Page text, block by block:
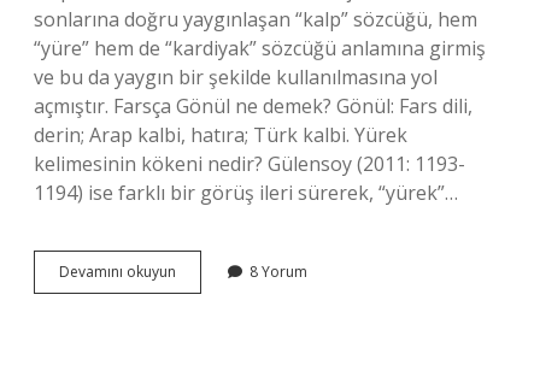
sonlarına doğru yaygınlaşan “kalp” sözcüğü, hem
“yüre” hem de “kardiyak” sözcüğü anlamına girmiş
ve bu da yaygın bir şekilde kullanılmasına yol
açmıştır. Farsça Gönül ne demek? Gönül: Fars dili,
derin; Arap kalbi, hatıra; Türk kalbi. Yürek
kelimesinin kökeni nedir? Gülensoy (2011: 1193-
1194) ise farklı bir görüş ileri sürerek, “yürek”…
Devamını okuyun
Dilde
8 Yorum